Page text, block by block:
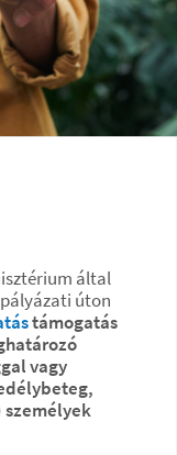
által
úton
támogatás
vagy